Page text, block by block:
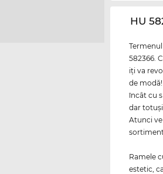
‌HU
582366.
iţi va
de
încât cu
dar
Atunci
Ramele
estetic,